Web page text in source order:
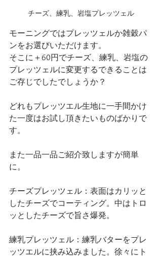
チーズ、練乳、岩塩プレッツェル
モーニングではプレッツェルか雑穀パ
ンをお選びいただけます。
そこに＋60円でチーズ、練乳、岩塩の
プレッツェルに変更するできることは
ご存じでしたでしょうか？
どれもプレッツエル生地に一手間かけ
た一度はお試し頂きたいものばかりで
す。
また一品一品ご紹介致しますが簡単
に。
チーズプレッツェル：表面はカリッと
したチーズでコーティング。中はトロ
ッとしたチーズで旨さ爆発。
練乳プレッツェル：練乳バターをプレ
ッツエルに挟み込みました。徐々にト